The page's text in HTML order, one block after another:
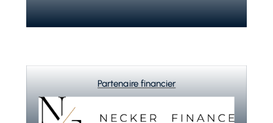
Partenaire financier